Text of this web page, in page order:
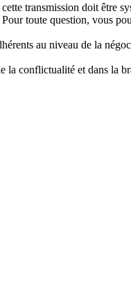
transmission doit être
toute question, vous
au niveau de la
conflictualité et dans la